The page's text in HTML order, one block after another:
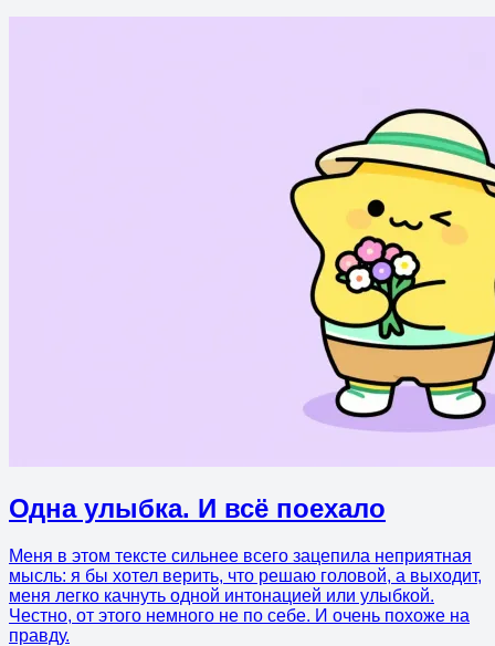
Одна улыбка. И всё поехало
Меня в этом тексте сильнее всего зацепила неприятная
мысль: я бы хотел верить, что решаю головой, а выходит,
меня легко качнуть одной интонацией или улыбкой.
Честно, от этого немного не по себе. И очень похоже на
правду.